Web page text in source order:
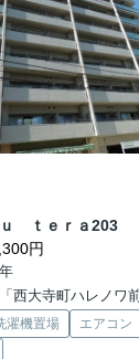
ｔｅｒａ203
円
西大寺町ハレノワ
濯機置場 エアコン